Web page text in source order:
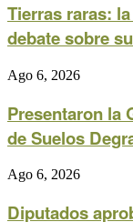
Tierras raras:
debate sobre
Ago 6, 2026
Presentaron la
de Suelos
Ago 6, 2026
Diputados